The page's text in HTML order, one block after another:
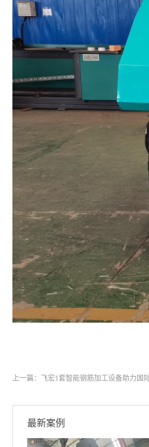
上一篇： 飞宏1套智能钢筋加工设备助力国
最新案例